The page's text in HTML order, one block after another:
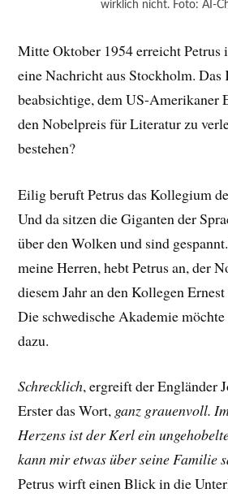
wirklich nicht. Foto: AI-
Mitte Oktober 1954 erreicht
eine Nachricht aus Stockholm.
beabsichtige, dem US-Amerikaner
den Nobelpreis für Literatur zu
bestehen?
Eilig beruft Petrus das Kollegium
Und da sitzen die Giganten der
über den Wolken und sind
meine Herren, hebt Petrus an, der
diesem Jahr an den Kollegen
Die schwedische Akademie
dazu.
Schrecklich, ergreift der Engländer
Erster das Wort, ganz grauenvoll.
Herzens ist der Kerl ein
kann mir etwas über seine Familie
Petrus wirft einen Blick in die